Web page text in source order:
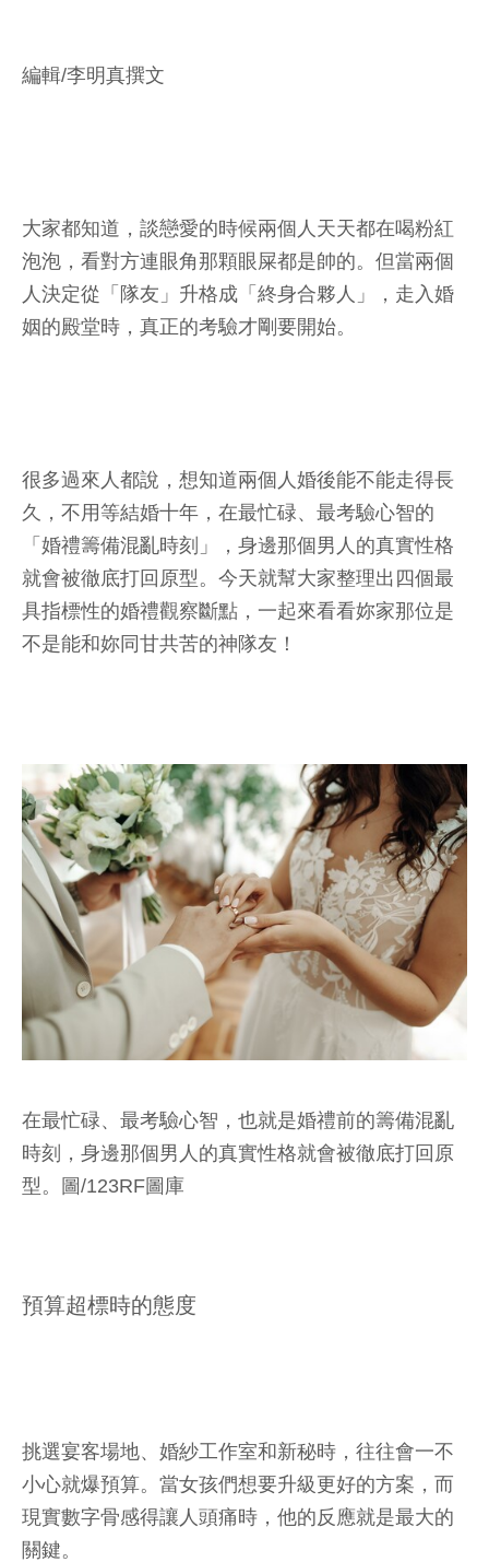
編輯/李明真撰文
大家都知道，談戀愛的時候兩個人天天都在喝粉紅
泡泡，看對方連眼角那顆眼屎都是帥的。但當兩個
人決定從「隊友」升格成「終身合夥人」，走入婚
姻的殿堂時，真正的考驗才剛要開始。
很多過來人都說，想知道兩個人婚後能不能走得長
久，不用等結婚十年，在最忙碌、最考驗心智的
「婚禮籌備混亂時刻」，身邊那個男人的真實性格
就會被徹底打回原型。今天就幫大家整理出四個最
具指標性的婚禮觀察斷點，一起來看看妳家那位是
不是能和妳同甘共苦的神隊友！
在最忙碌、最考驗心智，也就是婚禮前的籌備混亂
時刻，身邊那個男人的真實性格就會被徹底打回原
型。圖/123RF圖庫
預算超標時的態度
挑選宴客場地、婚紗工作室和新秘時，往往會一不
小心就爆預算。當女孩們想要升級更好的方案，而
現實數字骨感得讓人頭痛時，他的反應就是最大的
關鍵。